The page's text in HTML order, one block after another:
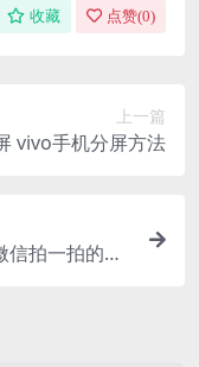
收藏 点赞(0)
上一篇
vivo手机分屏方法
拍一拍的有